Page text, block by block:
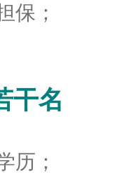
保；
干名
历；